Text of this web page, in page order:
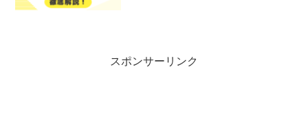
スポンサーリンク